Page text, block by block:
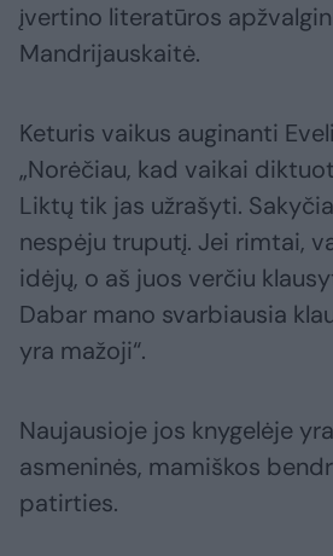
įvertino literatūros
Mandrijauskaitė.
Keturis vaikus auginanti
„Norėčiau, kad vaikai
Liktų tik jas užrašyti.
nespėju truputį. Jei rimtai,
idėjų, o aš juos verčiu
Dabar mano svarbiausia
yra mažoji“.
Naujausioje jos knygelėje
asmeninės, mamiškos
patirties.